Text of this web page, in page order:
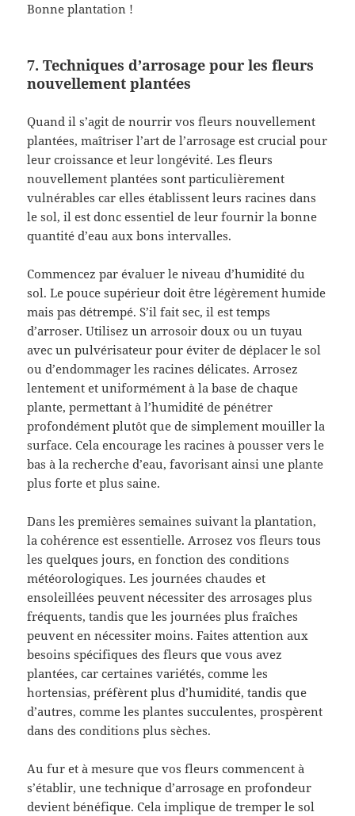
Bonne plantation !
7. Techniques d’arrosage pour les fleurs
nouvellement plantées
Quand il s’agit de nourrir vos fleurs nouvellement
plantées, maîtriser l’art de l’arrosage est crucial pour
leur croissance et leur longévité. Les fleurs
nouvellement plantées sont particulièrement
vulnérables car elles établissent leurs racines dans
le sol, il est donc essentiel de leur fournir la bonne
quantité d’eau aux bons intervalles.
Commencez par évaluer le niveau d’humidité du
sol. Le pouce supérieur doit être légèrement humide
mais pas détrempé. S’il fait sec, il est temps
d’arroser. Utilisez un arrosoir doux ou un tuyau
avec un pulvérisateur pour éviter de déplacer le sol
ou d’endommager les racines délicates. Arrosez
lentement et uniformément à la base de chaque
plante, permettant à l’humidité de pénétrer
profondément plutôt que de simplement mouiller la
surface. Cela encourage les racines à pousser vers le
bas à la recherche d’eau, favorisant ainsi une plante
plus forte et plus saine.
Dans les premières semaines suivant la plantation,
la cohérence est essentielle. Arrosez vos fleurs tous
les quelques jours, en fonction des conditions
météorologiques. Les journées chaudes et
ensoleillées peuvent nécessiter des arrosages plus
fréquents, tandis que les journées plus fraîches
peuvent en nécessiter moins. Faites attention aux
besoins spécifiques des fleurs que vous avez
plantées, car certaines variétés, comme les
hortensias, préfèrent plus d’humidité, tandis que
d’autres, comme les plantes succulentes, prospèrent
dans des conditions plus sèches.
Au fur et à mesure que vos fleurs commencent à
s’établir, une technique d’arrosage en profondeur
devient bénéfique. Cela implique de tremper le sol